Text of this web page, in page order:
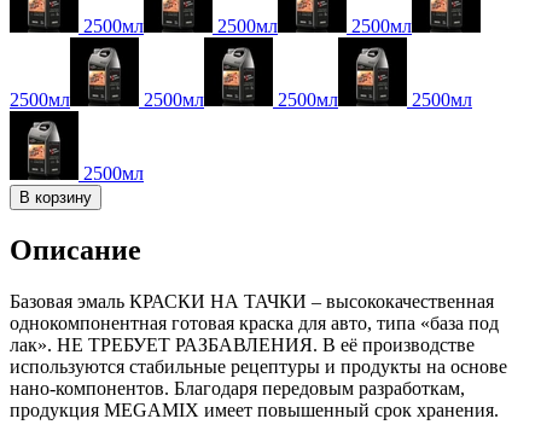
2500мл 2500мл 2500мл
2500мл 2500мл 2500мл 2500мл
2500мл
В корзину
Описание
Базовая эмаль КРАСКИ НА ТАЧКИ – высококачественная
однокомпонентная готовая краска для авто, типа «база под
лак». НЕ ТРЕБУЕТ РАЗБАВЛЕНИЯ. В её производстве
используются стабильные рецептуры и продукты на основе
нано-компонентов. Благодаря передовым разработкам,
продукция MEGAMIX имеет повышенный срок хранения.